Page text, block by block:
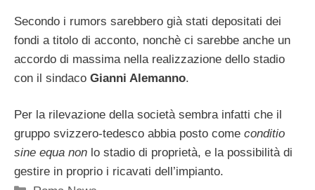
Secondo i rumors sarebbero già stati depositati dei
fondi a titolo di acconto, nonchè ci sarebbe anche un
accordo di massima nella realizzazione dello stadio
con il sindaco Gianni Alemanno.
Per la rilevazione della società sembra infatti che il
gruppo svizzero-tedesco abbia posto come conditio
sine equa non lo stadio di proprietà, e la possibilità di
gestire in proprio i ricavati dell’impianto.